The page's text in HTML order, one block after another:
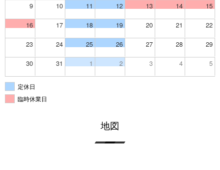
9 10 11 12 13 14 15
16 17 18 19 20 21 22
23 24 25 26 27 28 29
30 31 1 2 3 4 5
定休日
臨時休業日
地図